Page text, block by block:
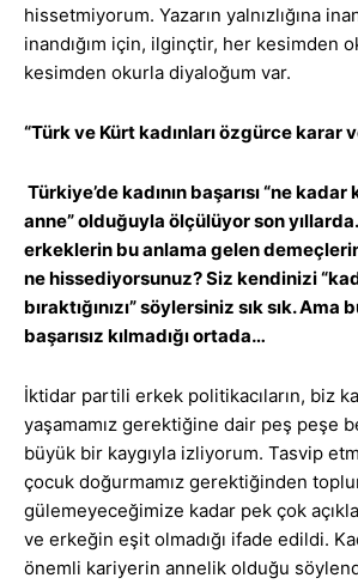
hissetmiyorum. Yazarın yalnızlığına
inandığım için, ilginçtir, her kesimden
kesimden okurla diyaloğum var.
“Türk ve Kürt kadınları özgürce karar
Türkiye’de kadının başarısı “ne
anne” olduğuyla ölçülüyor son
erkeklerin bu anlama gelen
ne hissediyorsunuz? Siz kendinizi
bıraktığınızı” söylersiniz sık sık. Ama
başarısız kılmadığı ortada…
İktidar partili erkek politikacıların, biz
yaşamamız gerektiğine dair peş peşe
büyük bir kaygıyla izliyorum. Tasvip
çocuk doğurmamız gerektiğinden
gülemeyeceğimize kadar pek çok
ve erkeğin eşit olmadığı ifade edildi.
önemli kariyerin annelik olduğu